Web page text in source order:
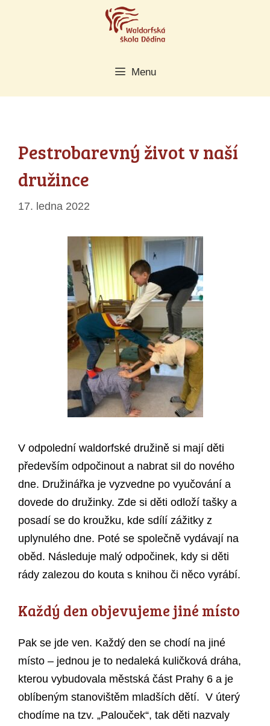
Menu
Pestrobarevný život v naší
družince
17. ledna 2022
V odpolední waldorfské družině si mají děti
především odpočinout a nabrat sil do nového
dne. Družinářka je vyzvedne po vyučování a
dovede do družinky. Zde si děti odloží tašky a
posadí se do kroužku, kde sdílí zážitky z
uplynulého dne. Poté se společně vydávají na
oběd. Následuje malý odpočinek, kdy si děti
rády zalezou do kouta s knihou či něco vyrábí.
Každý den objevujeme jiné místo
Pak se jde ven. Každý den se chodí na jiné
místo – jednou je to nedaleká kuličková dráha,
kterou vybudovala městská část Prahy 6 a je
oblíbeným stanovištěm mladších dětí. V úterý
chodíme na tzv. „Palouček“, tak děti nazvaly